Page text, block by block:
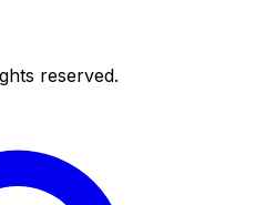
reserved.